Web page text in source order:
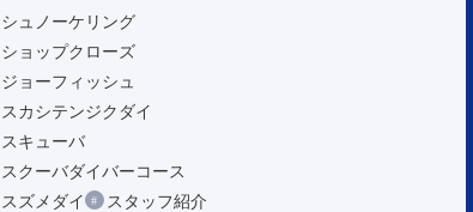
シュノーケリング
ショップクローズ
ジョーフィッシュ
スカシテンジクダイ
スキューバ
スクーバダイバーコース
スズメダイ
スタッフ紹介